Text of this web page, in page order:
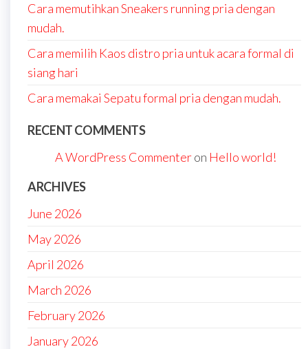
Cara memutihkan Sneakers running pria dengan
mudah.
Cara memilih Kaos distro pria untuk acara formal di
siang hari
Cara memakai Sepatu formal pria dengan mudah.
RECENT COMMENTS
A WordPress Commenteron Hello world!
ARCHIVES
June 2026
May 2026
April 2026
March 2026
February 2026
January 2026